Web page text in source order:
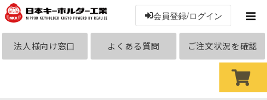
会員登録/ログイン
法人様向け窓口 よくある質問 ご注文状況を確認